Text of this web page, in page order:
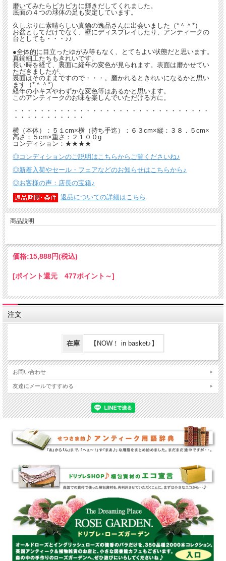
磨いてみたらピカピカに輝きだしてくれました。
底面の４つの球体の足も安定しています。
久しぶりに素晴らしい真鍮の逸品さんに出会いました（*＾＾*）
お盆としてだけでなく、壁にディスプレイしたり、アンティークの
台としても・・・♪♪
●全体的に目立ったゆがみ等もなく、とてもよい状態だと思います。
真鍮細工たちもきれいです。
長い時を経て、裏面に経年の変色が見られます。表面は磨かせてい
ただきましたが、
裏面はそのままですので・・・。磨かれるときれいになるかと思い
ます（*＾＾*）
経年の小キズやわずかな変色等はあるかと思います。
このアンティークのお味を楽しんでいただける方に。
・・・・・・・・・・・・・・・・・・・・・・・・・・・・・・
・・・・・・・・・・・
横（本体）：５１cm×横（持ち手迄）：６３cm×縦：３８．５cm×
高さ：５cm×重さ：２１００g
コンディション：★★★★
◎コンディションのご説明はこちらからご覧くださいね♪
◎新着入荷やセール・フェアなどのお知らせはこちらから♪
◎お客様の声：店長の宝箱♪
返品についての詳細はこちら
商品説明
価格:15,888円(税込)
[ポイント還元 477ポイント～]
注文
在庫 【NOW！ in basket♪】
お問い合わせ
友達にメールですすめる